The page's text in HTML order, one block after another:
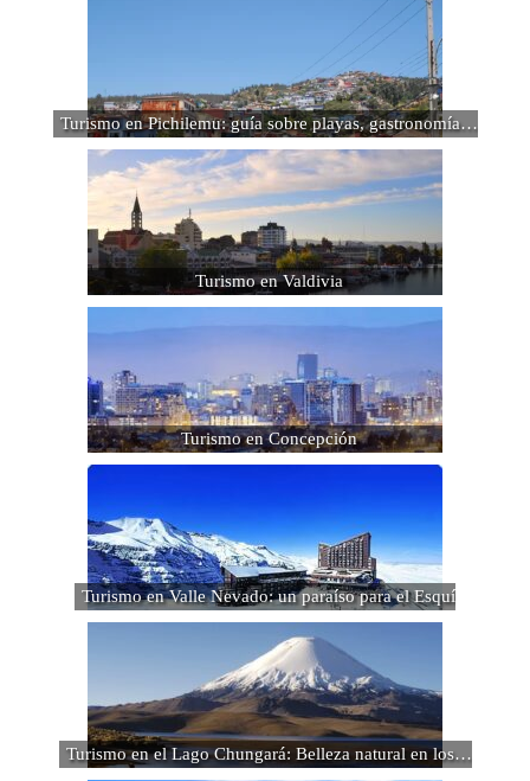
Turismo en Pichilemu: guía sobre playas, gastronomía…
Turismo en Valdivia
Turismo en Concepción
Turismo en Valle Nevado: un paraíso para el Esquí
Turismo en el Lago Chungará: Belleza natural en los…